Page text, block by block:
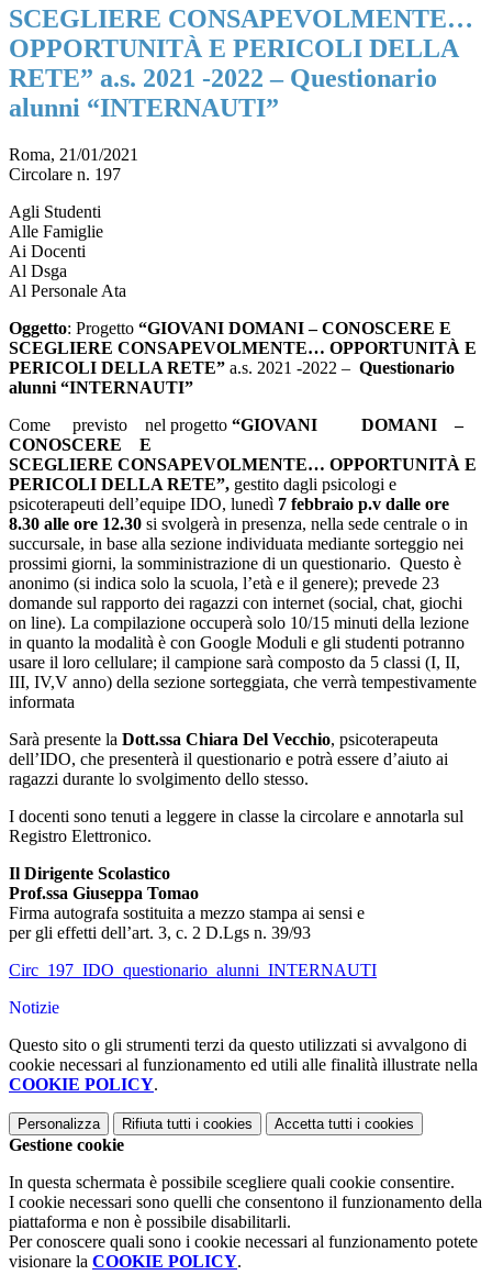
SCEGLIERE CONSAPEVOLMENTE…
OPPORTUNITÀ E PERICOLI DELLA
RETE” a.s. 2021 -2022 – Questionario
alunni “INTERNAUTI”
Roma, 21/01/2021
Circolare n. 197
Agli Studenti
Alle Famiglie
Ai Docenti
Al Dsga
Al Personale Ata
Oggetto: Progetto “GIOVANI DOMANI – CONOSCERE E
SCEGLIERE CONSAPEVOLMENTE… OPPORTUNITÀ E
PERICOLI DELLA RETE” a.s. 2021 -2022 – Questionario
alunni “INTERNAUTI”
Come previsto nel progetto “GIOVANI DOMANI –
CONOSCERE E
SCEGLIERE CONSAPEVOLMENTE… OPPORTUNITÀ E
PERICOLI DELLA RETE”, gestito dagli psicologi e
psicoterapeuti dell’equipe IDO, lunedì 7 febbraio p.v dalle ore
8.30 alle ore 12.30 si svolgerà in presenza, nella sede centrale o in
succursale, in base alla sezione individuata mediante sorteggio nei
prossimi giorni, la somministrazione di un questionario. Questo è
anonimo (si indica solo la scuola, l’età e il genere); prevede 23
domande sul rapporto dei ragazzi con internet (social, chat, giochi
on line). La compilazione occuperà solo 10/15 minuti della lezione
in quanto la modalità è con Google Moduli e gli studenti potranno
usare il loro cellulare; il campione sarà composto da 5 classi (I, II,
III, IV,V anno) della sezione sorteggiata, che verrà tempestivamente
informata
Sarà presente la Dott.ssa Chiara Del Vecchio, psicoterapeuta
dell’IDO, che presenterà il questionario e potrà essere d’aiuto ai
ragazzi durante lo svolgimento dello stesso.
I docenti sono tenuti a leggere in classe la circolare e annotarla sul
Registro Elettronico.
Il Dirigente Scolastico
Prof.ssa Giuseppa Tomao
Firma autografa sostituita a mezzo stampa ai sensi e
per gli effetti dell’art. 3, c. 2 D.Lgs n. 39/93
Circ_197_IDO_questionario_alunni_INTERNAUTI
Notizie
Questo sito o gli strumenti terzi da questo utilizzati si avvalgono di
cookie necessari al funzionamento ed utili alle finalità illustrate nella
COOKIE POLICY.
Personalizza Rifiuta tutti i cookies Accetta tutti i cookies
Gestione cookie
In questa schermata è possibile scegliere quali cookie consentire.
I cookie necessari sono quelli che consentono il funzionamento della
piattaforma e non è possibile disabilitarli.
Per conoscere quali sono i cookie necessari al funzionamento potete
visionare la COOKIE POLICY.